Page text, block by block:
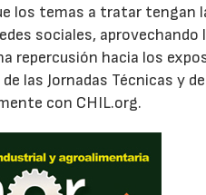
los temas a tratar tengan
sociales,
repercusión hacia los
las Jornadas Técnicas y
con CHIL.org.